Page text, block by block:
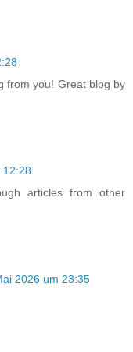
from you! Great blog by
12:28
articles fгom other
2026 um 23:35